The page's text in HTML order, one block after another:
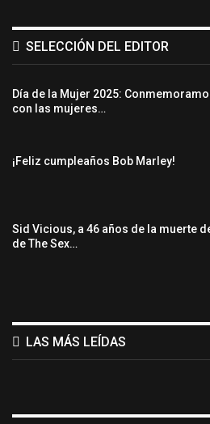
SELECCIÓN DEL EDITOR
Día de la Mujer 2025:
con las mujeres…
¡Feliz cumpleaños Bob Marley!
Sid Vicious, a 46 años de la muerte
de The Sex…
LAS MÁS LEÍDAS